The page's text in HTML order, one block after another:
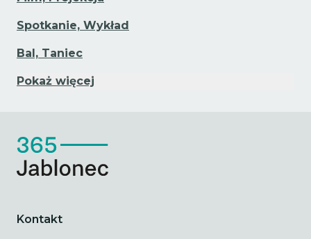
Spotkanie, Wykład
Bal, Taniec
Pokaż więcej
Kontakt